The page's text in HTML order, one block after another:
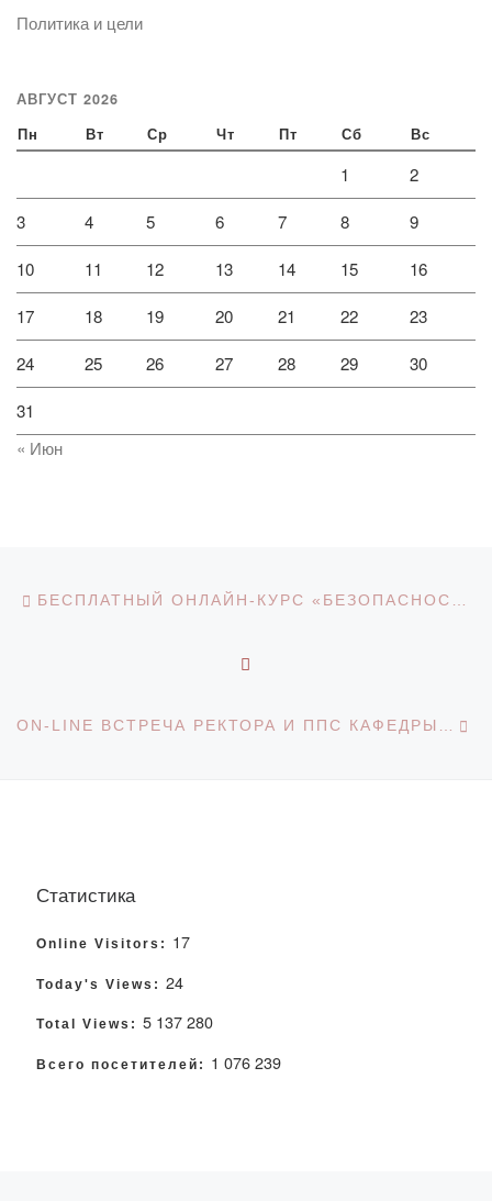
Политика и цели
АВГУСТ 2026
Пн Вт Ср Чт Пт Сб Вс
1 2
3 4 5 6 7 8 9
10 11 12 13 14 15 16
17 18 19 20 21 22 23
24 25 26 27 28 29 30
31
« Июн
Навигация по записям
Статистика
Online Visitors: 17
Today's Views: 24
Total Views: 5 137 280
Всего посетителей: 1 076 239